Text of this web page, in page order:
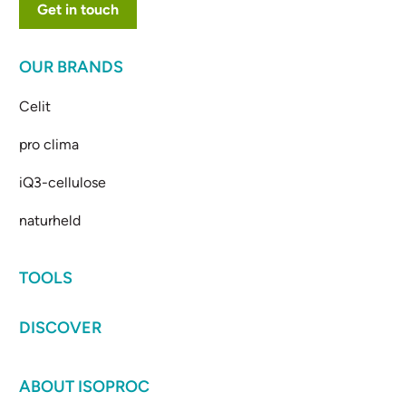
Get in touch
OUR BRANDS
Celit
pro clima
iQ3-cellulose
naturheld
TOOLS
DISCOVER
ABOUT ISOPROC